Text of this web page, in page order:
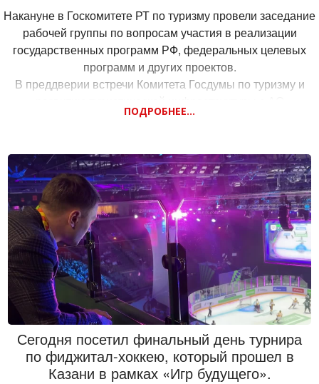
Андреевич.
Накануне в Госкомитете РТ по туризму провели заседание
рабочей группы по вопросам участия в реализации
государственных программ РФ, федеральных целевых
программ и других проектов.
В преддверии встречи Комитета Госдумы по туризму и
«Корпорация Туризм.РФ» обсудили проект «Казань
районе Татарстана.
Так, 10 феврале в Казани при участии вице-премьера
России Дмитрия Чернышенко, Раиса Республики Татарстан
Рустама Минниханова, гендиректора АО «Корпорация
Туризм.РФ» Сергея Суханова были подписаны два
соглашения на общую сумму более 6,5 млрд рублей между
«Корпорацией Туризм.РФ и инвесторами.
На встрече обсудили дальнейшие этапы по реализации
проекта. Кроме того, в ходе совещания обсудили
реализацию мероприятий национального проекта «Туризм
и индустрия гостеприимства» на 2024 год.
ПОДРОБНЕЕ...
Сегодня посетил финальный день турнира
по фиджитал-хоккею, который прошел в
Казани в рамках «Игр будущего».